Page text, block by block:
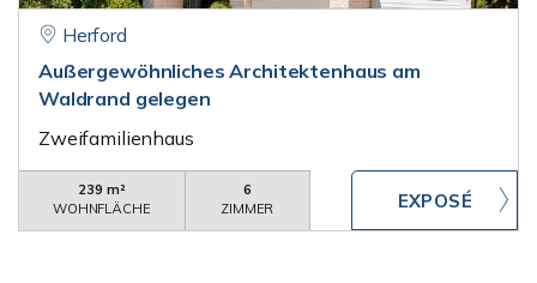
Herford
Außergewöhnliches Architektenhaus am
Waldrand gelegen
Zweifamilienhaus
239 m²
WOHNFLÄCHE
6
ZIMMER